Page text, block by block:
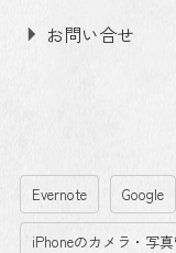
お問い合せ
Evernote Google
iPhoneのカメラ・写